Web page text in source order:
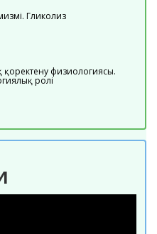
Гликолиз
қоректену физиологиясы.
ролі